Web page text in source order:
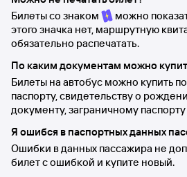
Билеты со знаком
можно
этого значка нет, маршрутную
обязательно распечатать.
По каким документам можно
Билеты на автобус можно купить
паспорту, свидетельству о
документу, заграничному
Я ошибся в паспортных данных
Ошибки в данных пассажира не
билет с ошибкой и купите новый.